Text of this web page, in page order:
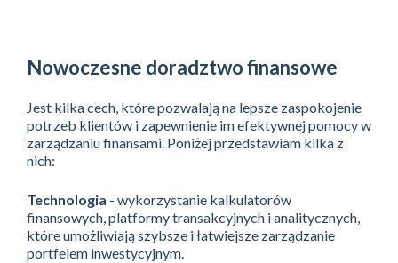
Nowoczesne doradztwo finansowe
Jest kilka cech, które pozwalają na lepsze zaspokojenie
potrzeb klientów i zapewnienie im efektywnej pomocy w
zarządzaniu finansami. Poniżej przedstawiam kilka z
nich:
Technologia - wykorzystanie kalkulatorów
finansowych, platformy transakcyjnych i analitycznych,
które umożliwiają szybsze i łatwiejsze zarządzanie
portfelem inwestycyjnym.